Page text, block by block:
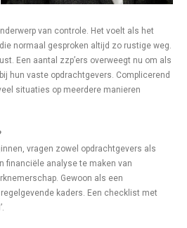
van controle. Het voelt als het
normaal gesproken altijd zo rustige weg.
Een aantal zzp’ers overweegt nu om als
hun vaste opdrachtgevers. Complicerend
situaties op meerdere manieren
vragen zowel opdrachtgevers als
financiële analyse te maken van
Gewoon als een
kaders. Een checklist met